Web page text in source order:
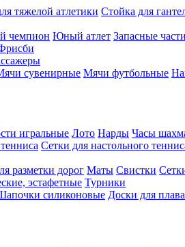
тяжелой атлетики Стойка для
чемпион Юный атлет Запасные части
сувенирные Мячи футбольные
игральные Лото Нарды Часы
Сетки для настольного
разметки дорог Маты Свистки
эстафетные Турники
силиконовые Доски для